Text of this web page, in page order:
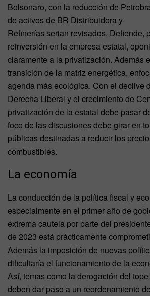
Bolsonaro, con la reducción de
de activos de BR Distribuidora y
Refinerías serian revisados. Defiende,
reinversión en la empresa estatal,
claramente a la privatización. Además
transición de la matriz energética,
agenda más ecológica. Con el declive
Derecha Liberal y el crecimiento de
privatización de la estatal debe pasar
foco de las discusiones debe girar en
públicas destinadas a reducir los
combustibles.
La economía
La conducción de la política fiscal y
especialmente en el primer año de
extrema cautela por parte del
de 2023 está prácticamente
Además la imposición de nuevas
dificultaría el funcionamiento de la
Así, temas como la derogación del
deben dar paso a un reordenamiento